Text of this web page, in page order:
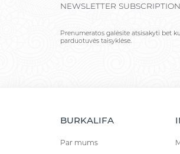
NEWSLETTER SUBSCRIPTION
Prenumeratos galėsite atsisakyti bet
parduotuvės taisyklėse.
BURKALIFA
Par mums